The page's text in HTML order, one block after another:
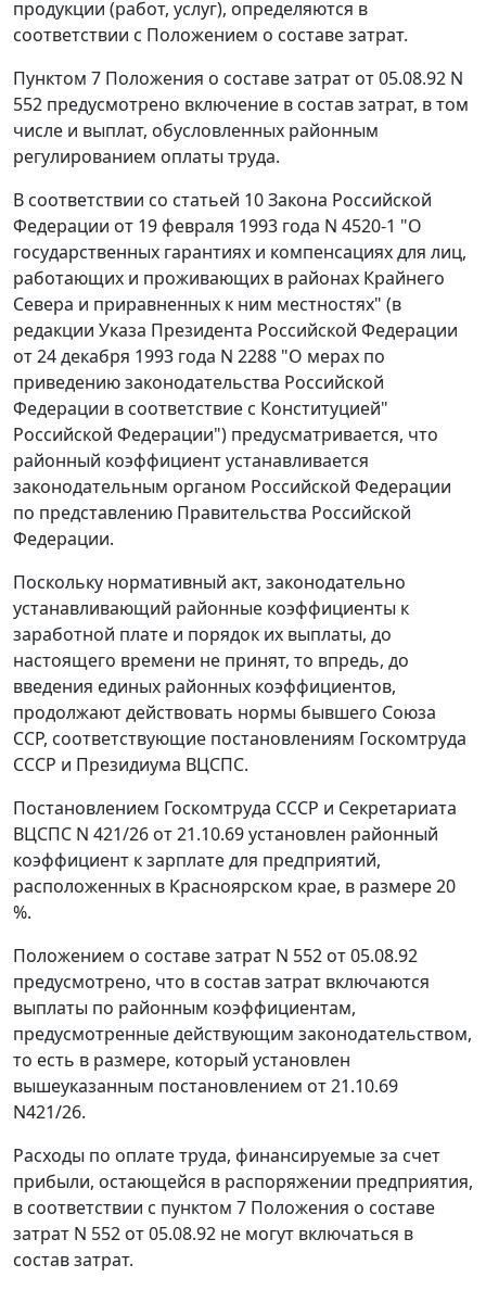
продукции (работ, услуг), определяются в
соответствии с Положением о составе затрат.
Пунктом 7 Положения о составе затрат от 05.08.92 N
552 предусмотрено включение в состав затрат, в том
числе и выплат, обусловленных районным
регулированием оплаты труда.
В соответствии со статьей 10Закона Российской
Федерации от 19 февраля 1993 года N 4520-1 "О
государственных гарантиях и компенсациях для лиц,
работающих и проживающих в районах Крайнего
Севера и приравненных к ним местностях" (в
редакции Указа Президента Российской Федерации
от 24 декабря 1993 года N 2288 "О мерах по
приведению законодательства Российской
Федерации в соответствие с Конституцией"
Российской Федерации") предусматривается, что
районный коэффициент устанавливается
законодательным органом Российской Федерации
по представлению Правительства Российской
Федерации.
Поскольку нормативный акт, законодательно
устанавливающий районные коэффициенты к
заработной плате и порядок их выплаты, до
настоящего времени не принят, то впредь, до
введения единых районных коэффициентов,
продолжают действовать нормы бывшего Союза
ССР, соответствующие постановлениям Госкомтруда
СССР и Президиума ВЦСПС.
Постановлением Госкомтруда СССР и Секретариата
ВЦСПС N 421/26 от 21.10.69 установлен районный
коэффициент к зарплате для предприятий,
расположенных в Красноярском крае, в размере 20
%.
Положением о составе затрат N 552 от 05.08.92
предусмотрено, что в состав затрат включаются
выплаты по районным коэффициентам,
предусмотренные действующим законодательством,
то есть в размере, который установлен
вышеуказанным постановлением от 21.10.69
N421/26.
Расходы по оплате труда, финансируемые за счет
прибыли, остающейся в распоряжении предприятия,
в соответствии с пунктом 7 Положения о составе
затрат N 552 от 05.08.92 не могут включаться в
состав затрат.